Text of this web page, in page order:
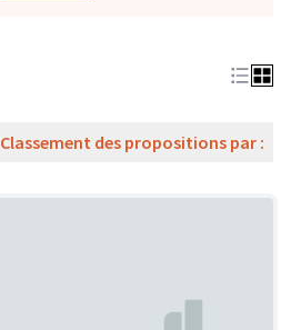
Classement des propositions par :